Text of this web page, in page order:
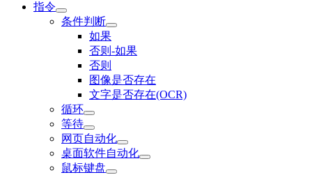
指令
条件判断
如果
否则-如果
否则
图像是否存在
文字是否存在(OCR)
循环
等待
网页自动化
桌面软件自动化
鼠标键盘